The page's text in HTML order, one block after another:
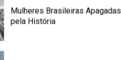
Mulheres Brasileiras Apagadas
pela História